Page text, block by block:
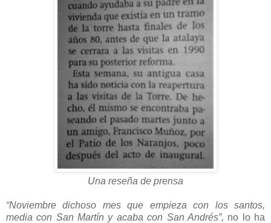
Una reseña de prensa
“Noviembre dichoso mes que empieza con los santos,
media con San Martín y acaba con San Andrés”, no lo ha